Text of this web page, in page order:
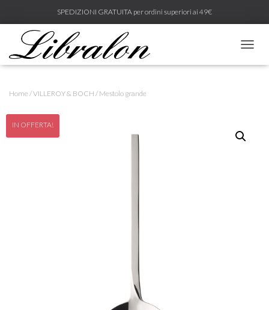
SPEDIZIONI GRATUITA per ordini superiori ai 49€
A
Home /VILLEROY & BOCH / Mestolo grande
IN OFFERTA!